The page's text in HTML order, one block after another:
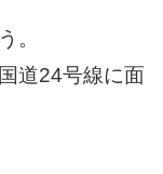
。
道24号線に面